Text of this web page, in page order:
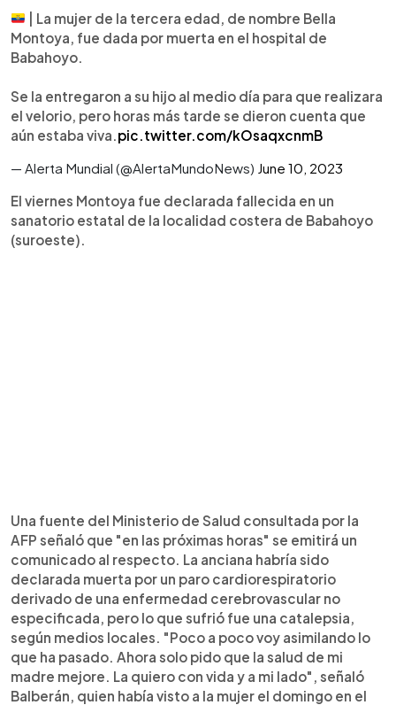
| La mujer de la tercera edad, de nombre Bella
Montoya, fue dada por muerta en el hospital de
Babahoyo.
Se la entregaron a su hijo al medio día para que realizara
el velorio, pero horas más tarde se dieron cuenta que
aún estaba viva. pic.twitter.com/kOsaqxcnmB
— Alerta Mundial (@AlertaMundoNews) June 10, 2023
El viernes Montoya fue declarada fallecida en un
sanatorio estatal de la localidad costera de Babahoyo
(suroeste).
Una fuente del Ministerio de Salud consultada por la
AFP señaló que "en las próximas horas" se emitirá un
comunicado al respecto. La anciana habría sido
declarada muerta por un paro cardiorespiratorio
derivado de una enfermedad cerebrovascular no
especificada, pero lo que sufrió fue una catalepsia,
según medios locales. "Poco a poco voy asimilando lo
que ha pasado. Ahora solo pido que la salud de mi
madre mejore. La quiero con vida y a mi lado", señaló
Balberán, quien había visto a la mujer el domingo en el